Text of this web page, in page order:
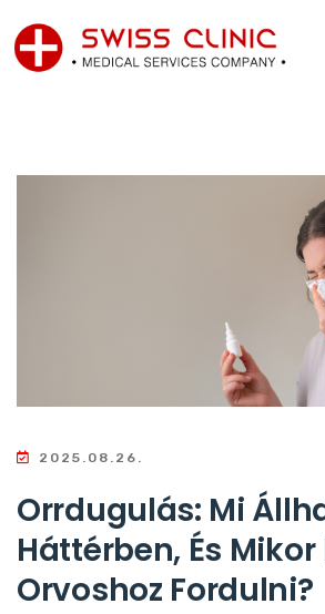
2025.08.26.
Orrdugulás: Mi
Háttérben, És Mikor
Orvoshoz Fordulni?